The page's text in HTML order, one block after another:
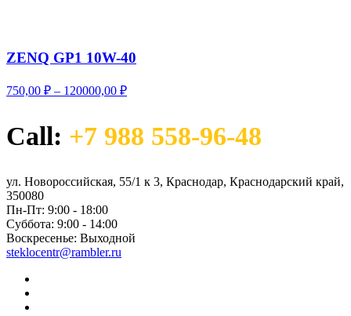
ZENQ GP1 10W-40
750,00 ₽ – 120000,00 ₽Диапазон
–
120000,00 ₽
Call: +7 988 558-96-48
ул. Новороссийская, 55/1 к 3, Краснодар, Краснодарский край,
350080
Пн-Пт: 9:00 - 18:00
Суббота: 9:00 - 14:00
Воскресенье: Выходной
steklocentr@rambler.ru